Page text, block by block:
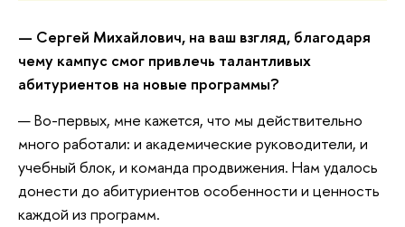
— Сергей Михайлович, на ваш взгляд, благодаря
чему кампус смог привлечь талантливых
абитуриентов на новые программы?
— Во-первых, мне кажется, что мы действительно
много работали: и академические руководители, и
учебный блок, и команда продвижения. Нам удалось
донести до абитуриентов особенности и ценность
каждой из программ.